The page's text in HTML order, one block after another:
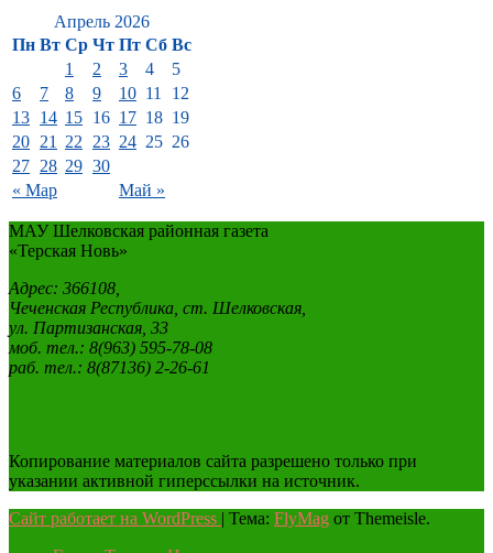
Апрель 2026
Пн Вт Ср Чт Пт Сб Вс
« Мар Май »
1 2 3 4
5
6
7 8 9 10 11
12
13 14 15 16 17 18 19
20 21 22 23 24 25 26
27 28 29 30
МАУ Шелковская районная газета
«Терская Новь»
Адрес: 366108,
Чеченская Республика, ст. Шелковская,
ул. Партизанская, 33
моб. тел.: 8(963) 595-78-08
раб. тел.: 8(87136) 2-26-61
Копирование материалов сайта разрешено только при
указании активной гиперссылки на источник.
Сайт работает на WordPress | Тема: FlyMag от Themeisle.